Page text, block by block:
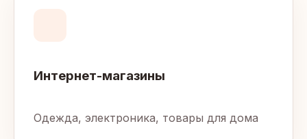
Интернет-магазины
Одежда, электроника, товары для дома